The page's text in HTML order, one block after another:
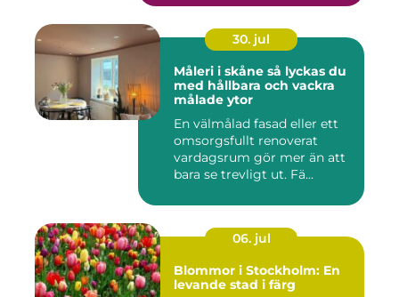
30. jul
Måleri i skåne så lyckas du
med hållbara och vackra
målade ytor
En välmålad fasad eller ett
omsorgsfullt renoverat
vardagsrum gör mer än att
bara se trevligt ut. Fä...
06. jul
Blommor i Stockholm: En
levande stad i färg